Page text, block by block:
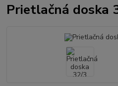
Prietlačná doska